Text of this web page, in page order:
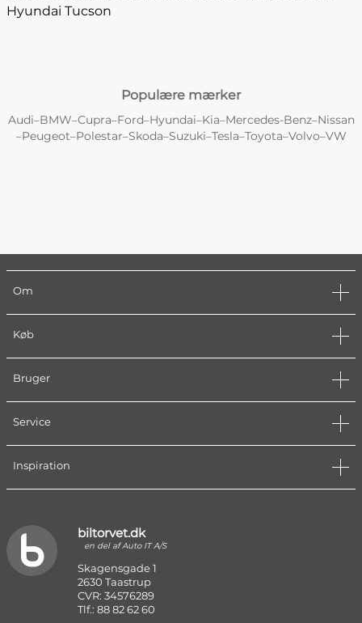
Hyundai Tucson
Populære mærker
Audi–BMW–Cupra–Ford–Hyundai–Kia–Mercedes-Benz–Nissan
–Peugeot–Polestar–Skoda–Suzuki–Tesla–Toyota–Volvo–VW
Om
Køb
Bruger
Service
Inspiration
biltorvet.dk
en del af Auto IT A/S
Skagensgade 1
2630 Taastrup
CVR: 34576289
Tlf.: 88 82 62 60